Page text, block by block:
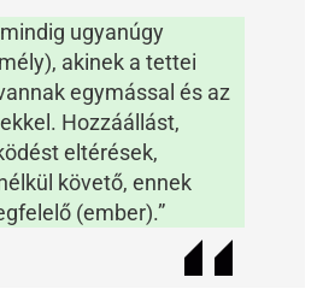
ugyanúgy
akinek a tettei
egymással és az
Hozzáállást,
eltérések,
követő, ennek
(ember).”